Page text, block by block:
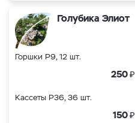
Голубика Элиот
Горшки Р9, 12 шт.
250₽
Кассеты Р36, 36 шт.
150₽